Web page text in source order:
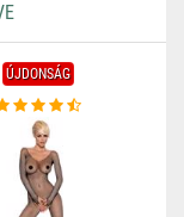
ÚJDONSÁG